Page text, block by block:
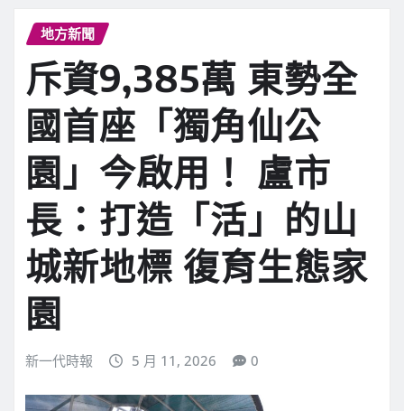
地方新聞
斥資9,385萬 東勢全
國首座「獨角仙公
園」今啟用！ 盧市
長：打造「活」的山
城新地標 復育生態家
園
新一代時報 5 月 11, 2026 0